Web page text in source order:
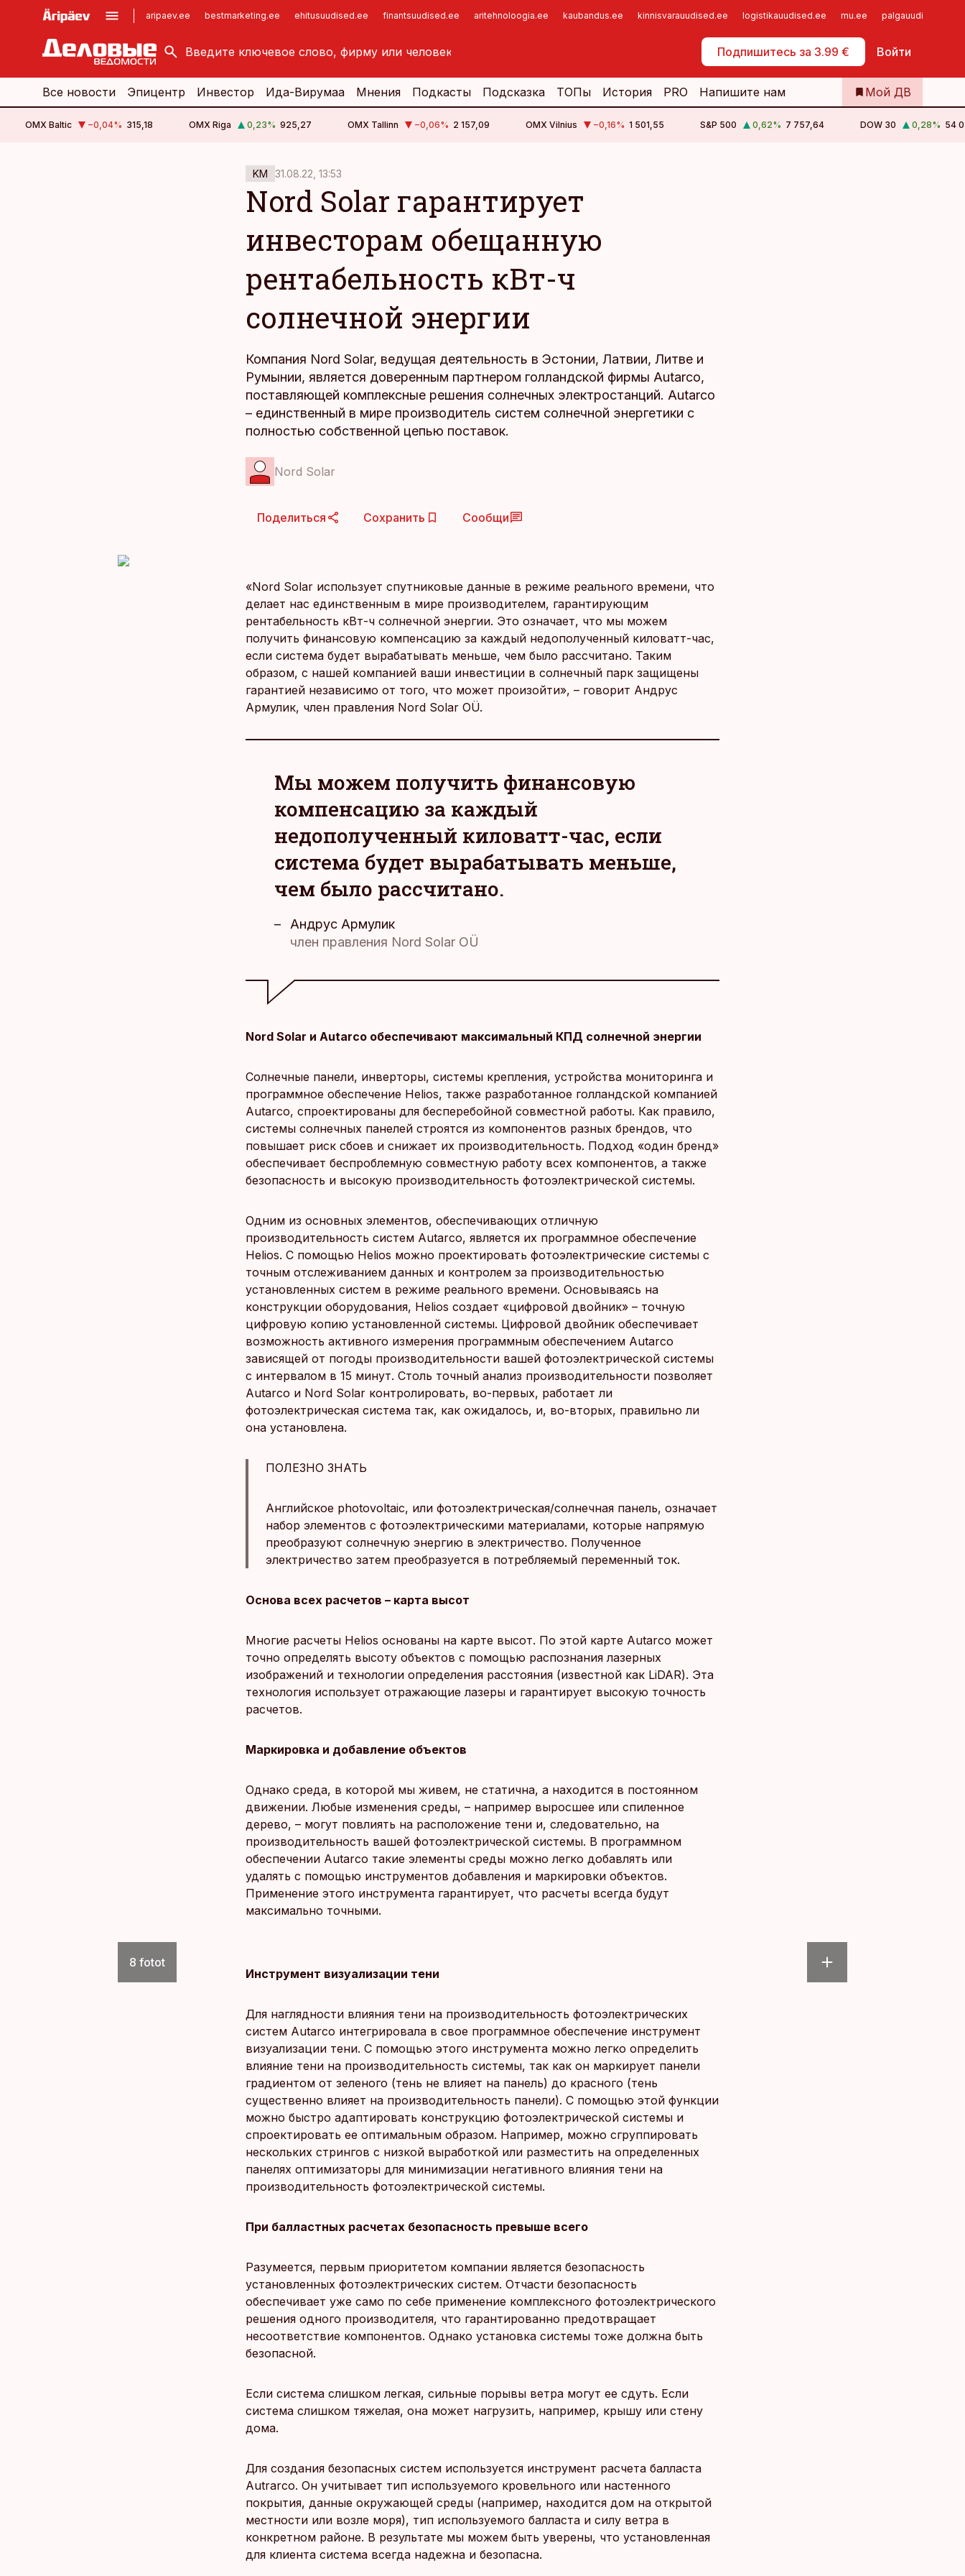
aripaev.ee bestmarketing.ee ehitusuudised.ee finantsuudised.ee aritehnoloogia.ee kaubandus.ee kinnisvarauudised.ee logistikauudised.ee mu.ee palgauudised.ee
Подпишитесь за 3.99 € Войти
kinnisvarauudised.ee
logistikauudised.ee
imelineajalugu.ee
Самообслуживание
Все новости Эпицентр Инвестор Ида-Вирумаа Мнения Подкасты Подсказка ТОПы История PRO Напишите нам Мой ДВ
OMX Baltic −0,04% 315,18 OMX Riga 0,23% 925,27 OMX Tallinn −0,06% 2 157,09 OMX Vilnius −0,16% 1 501,55 S&P 500 0,62% 7 757,64 DOW 30 0,28% 54
KM 31.08.22, 13:53
Nord Solar гарантирует
инвесторам обещанную
рентабельность кВт-ч
солнечной энергии
Компания Nord Solar, ведущая деятельность в Эстонии, Латвии, Литве и
Румынии, является доверенным партнером голландской фирмы Autarco,
поставляющей комплексные решения солнечных электростанций. Autarco
– единственный в мире производитель систем солнечной энергетики с
полностью собственной цепью поставок.
Nord Solar
Поделиться Сохранить Сообщи
«Nord Solar использует спутниковые данные в режиме реального времени, что
делает нас единственным в мире производителем, гарантирующим
рентабельность кВт-ч солнечной энергии. Это означает, что мы можем
получить финансовую компенсацию за каждый недополученный киловатт-час,
если система будет вырабатывать меньше, чем было рассчитано. Таким
образом, с нашей компанией ваши инвестиции в солнечный парк защищены
гарантией независимо от того, что может произойти», – говорит Андрус
Армулик, член правления Nord Solar OÜ.
Мы можем получить финансовую
компенсацию за каждый
недополученный киловатт-час, если
система будет вырабатывать меньше,
чем было рассчитано.
Андрус Армулик
член правления Nord Solar OÜ
Nord Solar и Autarco обеспечивают максимальный КПД солнечной энергии
Солнечные панели, инверторы, системы крепления, устройства мониторинга и
программное обеспечение Helios, также разработанное голландской компанией
Autarco, спроектированы для бесперебойной совместной работы. Как правило,
системы солнечных панелей строятся из компонентов разных брендов, что
повышает риск сбоев и снижает их производительность. Подход «один бренд»
обеспечивает беспроблемную совместную работу всех компонентов, а также
безопасность и высокую производительность фотоэлектрической системы.
Одним из основных элементов, обеспечивающих отличную
производительность систем Autarco, является их программное обеспечение
Helios. С помощью Helios можно проектировать фотоэлектрические системы с
точным отслеживанием данных и контролем за производительностью
установленных систем в режиме реального времени. Основываясь на
конструкции оборудования, Helios создает «цифровой двойник» – точную
цифровую копию установленной системы. Цифровой двойник обеспечивает
возможность активного измерения программным обеспечением Autarco
зависящей от погоды производительности вашей фотоэлектрической системы
с интервалом в 15 минут. Столь точный анализ производительности позволяет
Autarco и Nord Solar контролировать, во-первых, работает ли
фотоэлектрическая система так, как ожидалось, и, во-вторых, правильно ли
она установлена.
ПОЛЕЗНО ЗНАТЬ
Английское photovoltaic, или фотоэлектрическая/солнечная панель, означает
набор элементов с фотоэлектрическими материалами, которые напрямую
преобразуют солнечную энергию в электричество. Полученное
электричество затем преобразуется в потребляемый переменный ток.
Основа всех расчетов – карта высот
Многие расчеты Helios основаны на карте высот. По этой карте Autarco может
точно определять высоту объектов с помощью распознания лазерных
изображений и технологии определения расстояния (известной как LiDAR). Эта
технология использует отражающие лазеры и гарантирует высокую точность
расчетов.
Маркировка и добавление объектов
Однако среда, в которой мы живем, не статична, а находится в постоянном
движении. Любые изменения среды, – например выросшее или спиленное
дерево, – могут повлиять на расположение тени и, следовательно, на
производительность вашей фотоэлектрической системы. В программном
обеспечении Autarco такие элементы среды можно легко добавлять или
удалять с помощью инструментов добавления и маркировки объектов.
Применение этого инструмента гарантирует, что расчеты всегда будут
максимально точными.
8 fotot
Инструмент визуализации тени
Для наглядности влияния тени на производительность фотоэлектрических
систем Autarco интегрировала в свое программное обеспечение инструмент
визуализации тени. С помощью этого инструмента можно легко определить
влияние тени на производительность системы, так как он маркирует панели
градиентом от зеленого (тень не влияет на панель) до красного (тень
существенно влияет на производительность панели). С помощью этой функции
можно быстро адаптировать конструкцию фотоэлектрической системы и
спроектировать ее оптимальным образом. Например, можно сгруппировать
нескольких стрингов с низкой выработкой или разместить на определенных
панелях оптимизаторы для минимизации негативного влияния тени на
производительность фотоэлектрической системы.
При балластных расчетах безопасность превыше всего
Разумеется, первым приоритетом компании является безопасность
установленных фотоэлектрических систем. Отчасти безопасность
обеспечивает уже само по себе применение комплексного фотоэлектрического
решения одного производителя, что гарантированно предотвращает
несоответствие компонентов. Однако установка системы тоже должна быть
безопасной.
Если система слишком легкая, сильные порывы ветра могут ее сдуть. Если
система слишком тяжелая, она может нагрузить, например, крышу или стену
дома.
Для создания безопасных систем используется инструмент расчета балласта
Autrarco. Он учитывает тип используемого кровельного или настенного
покрытия, данные окружающей среды (например, находится дом на открытой
местности или возле моря), тип используемого балласта и силу ветра в
конкретном районе. В результате мы можем быть уверены, что установленная
для клиента система всегда надежна и безопасна.